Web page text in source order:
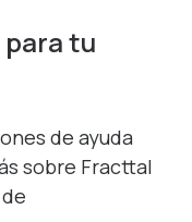
para tu
de ayuda
sobre Fracttal